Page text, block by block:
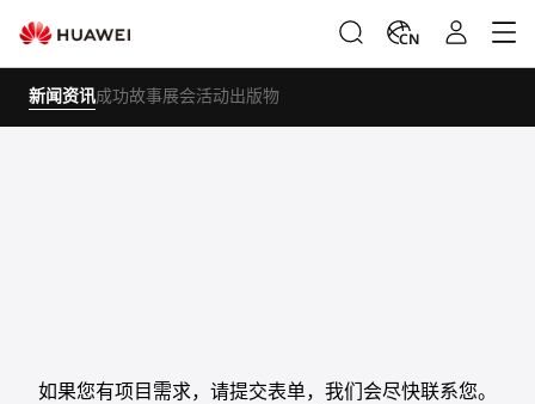
CN
新闻资讯成功故事展会活动出版物
如果您有项目需求，请提交表单，我们会尽快联系您。